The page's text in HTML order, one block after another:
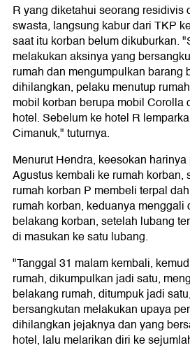
R yang diketahui seorang residivis
swasta, langsung kabur dari TKP
saat itu korban belum dikuburkan.
melakukan aksinya yang
rumah dan mengumpulkan barang
dihilangkan, pelaku menutup
mobil korban berupa mobil Corolla
hotel. Sebelum ke hotel R
Cimanuk," tuturnya.
Menurut Hendra, keesokan
Agustus kembali ke rumah korban,
rumah korban P membeli terpal
rumah korban, keduanya menggali
belakang korban, setelah lubang
di masukan ke satu lubang.
"Tanggal 31 malam kembali,
rumah, dikumpulkan jadi satu,
belakang rumah, ditumpuk jadi
bersangkutan melakukan upaya
dihilangkan jejaknya dan yang
hotel, lalu melarikan diri ke